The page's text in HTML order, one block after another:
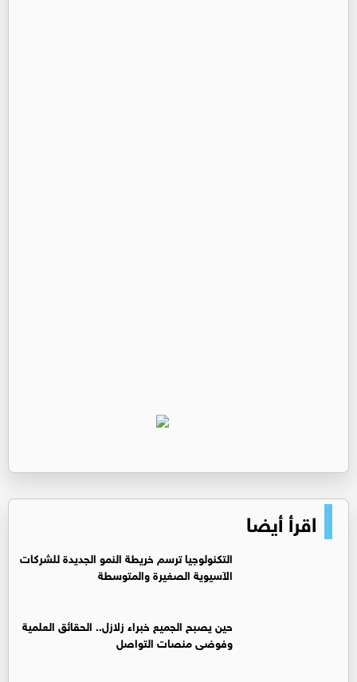
اقرأ أيضا
التكنولوجيا ترسم خريطة النمو الجديدة للشركات
الآسيوية الصغيرة والمتوسطة
حين يصبح الجميع خبراء زلازل.. الحقائق العلمية
وفوضى منصات التواصل